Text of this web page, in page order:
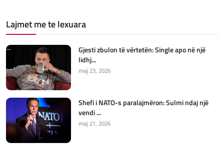
Lajmet me te lexuara
Gjesti zbulon të vërtetën: Single apo në një
lidhj...
maj 23, 2026
Shefi i NATO-s paralajmëron: Sulmi ndaj një
vendi ...
maj 21, 2026